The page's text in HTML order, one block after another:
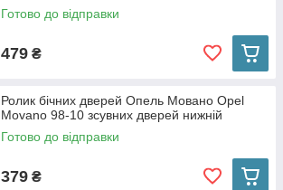
Готово до відправки
479 ₴
Ролик бічних дверей Опель Мовано Opel
Movano 98-10 зсувних дверей нижній
Готово до відправки
379 ₴